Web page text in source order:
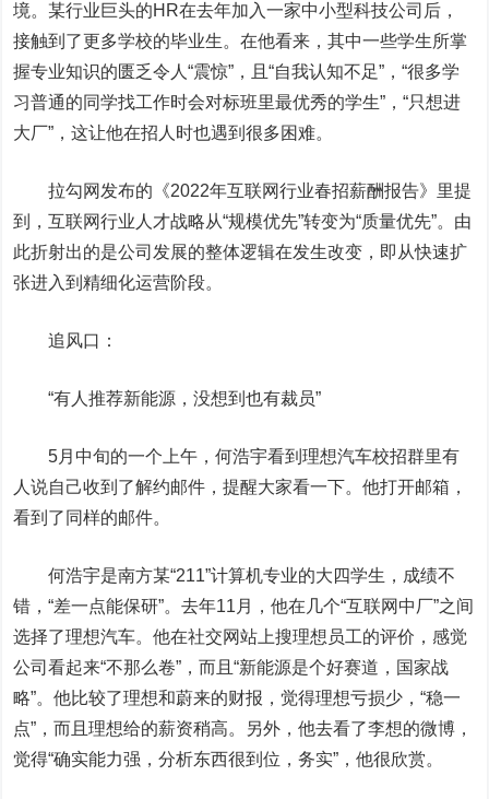
境。某行业巨头的HR在去年加入一家中小型科技公司后，
接触到了更多学校的毕业生。在他看来，其中一些学生所掌
握专业知识的匮乏令人“震惊”，且“自我认知不足”，“很多学
习普通的同学找工作时会对标班里最优秀的学生”，“只想进
大厂”，这让他在招人时也遇到很多困难。
拉勾网发布的《2022年互联网行业春招薪酬报告》里提
到，互联网行业人才战略从“规模优先”转变为“质量优先”。由
此折射出的是公司发展的整体逻辑在发生改变，即从快速扩
张进入到精细化运营阶段。
追风口：
“有人推荐新能源，没想到也有裁员”
5月中旬的一个上午，何浩宇看到理想汽车校招群里有
人说自己收到了解约邮件，提醒大家看一下。他打开邮箱，
看到了同样的邮件。
何浩宇是南方某“211”计算机专业的大四学生，成绩不
错，“差一点能保研”。去年11月，他在几个“互联网中厂”之间
选择了理想汽车。他在社交网站上搜理想员工的评价，感觉
公司看起来“不那么卷”，而且“新能源是个好赛道，国家战
略”。他比较了理想和蔚来的财报，觉得理想亏损少，“稳一
点”，而且理想给的薪资稍高。另外，他去看了李想的微博，
觉得“确实能力强，分析东西很到位，务实”，他很欣赏。